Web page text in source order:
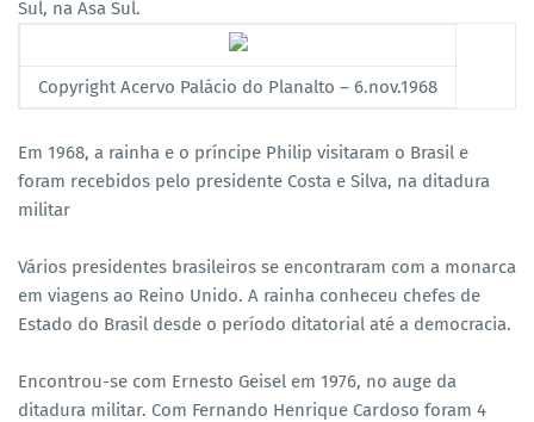
Sul, na Asa Sul.
Copyright Acervo Palácio do Planalto – 6.nov.1968
Em 1968, a rainha e o príncipe Philip visitaram o Brasil e
foram recebidos pelo presidente Costa e Silva, na ditadura
militar
Vários presidentes brasileiros se encontraram com a monarca
em viagens ao Reino Unido. A rainha conheceu chefes de
Estado do Brasil desde o período ditatorial até a democracia.
Encontrou-se com Ernesto Geisel em 1976, no auge da
ditadura militar. Com Fernando Henrique Cardoso foram 4